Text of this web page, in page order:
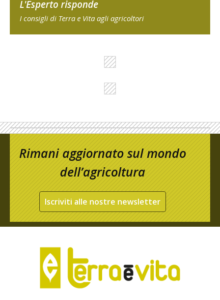
L'Esperto risponde
I consigli di Terra e Vita agli agricoltori
Rimani aggiornato sul mondo
dell’agricoltura
Iscriviti alle nostre newsletter